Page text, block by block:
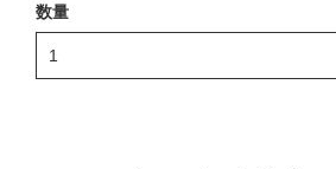
数量